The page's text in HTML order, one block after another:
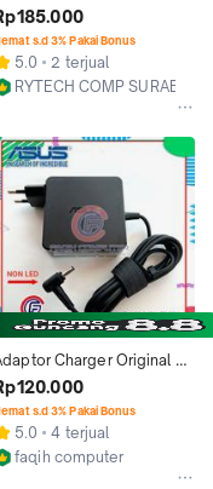
A456ur A456uq
X456ur X456uq
s.d 3% Pakai Bonus
5.0
2 terjual
RYTECH COMP SURABAYA
Charger Original
Asus A456 A456U
A456UQ
s.d 3% Pakai Bonus
5.0
4 terjual
faqih computer